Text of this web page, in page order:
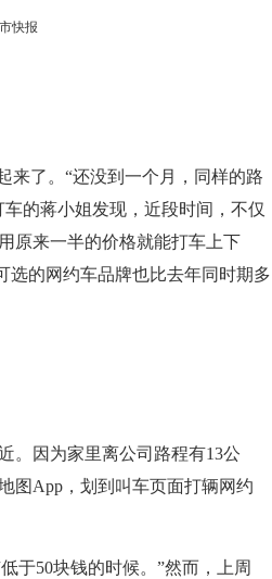
快报
了。“还没到一个月，同样的路
的蒋小姐发现，近段时间，不仅
原来一半的价格就能打车上下
选的网约车品牌也比去年同时期多
因为家里离公司路程有13公
图App，划到叫车页面打辆网约
50块钱的时候。”然而，上周